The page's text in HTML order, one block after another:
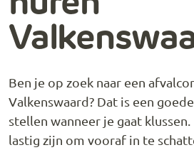
Ben je op zoek naar een
Valkenswaard? Dat is een
stellen wanneer je gaat
lastig zijn om vooraf in te